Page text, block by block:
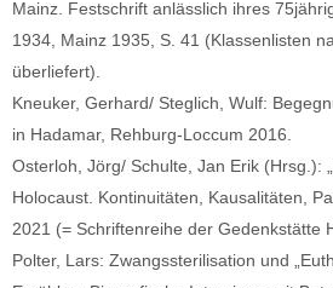
Mainz. Festschrift anlässlich ihres
1934, Mainz 1935, S. 41 (Klassenlisten
überliefert).
Kneuker, Gerhard/ Steglich, Wulf:
in Hadamar, Rehburg-Loccum 2016.
Osterloh, Jörg/ Schulte, Jan Erik (Hrsg.):
Holocaust. Kontinuitäten, Kausalitäten,
2021 (= Schriftenreihe der Gedenkstätte
Polter, Lars: Zwangssterilisation und